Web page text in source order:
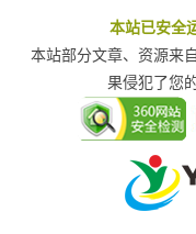
本站已安全
本站部分文章、资源来
果侵犯了您